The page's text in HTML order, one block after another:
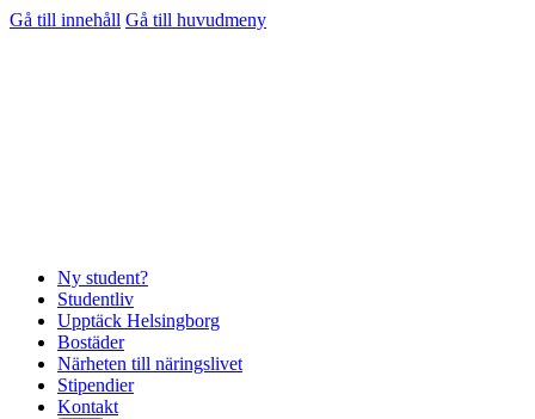
Gå till innehåll Gå till huvudmeny
Ny student?
Studentliv
Upptäck Helsingborg
Bostäder
Närheten till näringslivet
Stipendier
Kontakt